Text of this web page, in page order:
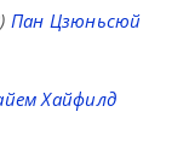
Пан Цзюньсюй
Хайфилд